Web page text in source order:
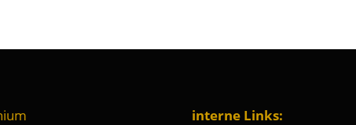
interne Links: